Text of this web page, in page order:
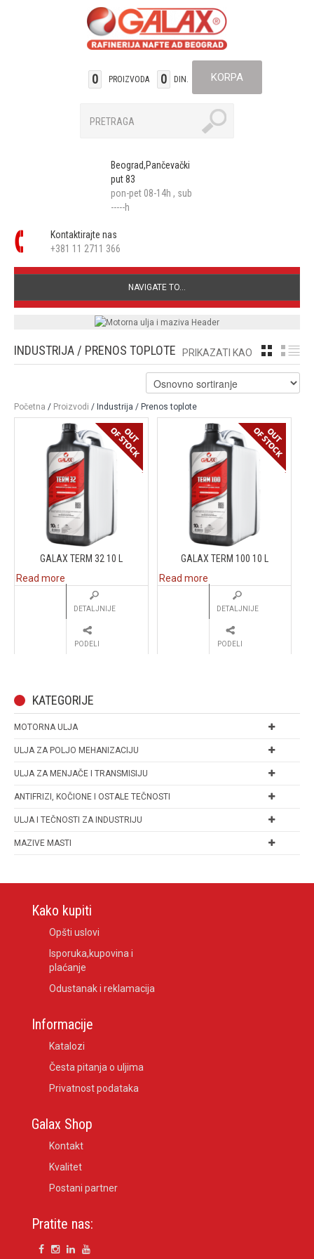
0 PROIZVODA 0 DIN. KORPA
Beograd,Pančevački
put 83
pon-pet 08-14h , sub
-----h
Kontaktirajte nas
+381 11 2711 366
NAVIGATE TO...
INDUSTRIJA / PRENOS TOPLOTE PRIKAZATI KAO GRID
Početna / Proizvodi / Industrija / Prenos toplote
GALAX TERM 32 10 L
Read more
DETALJNIJE
PODELI
GALAX TERM 100 10 L
Read more
DETALJNIJE
PODELI
KATEGORIJE
MOTORNA ULJA
ULJA ZA POLJO MEHANIZACIJU
ULJA ZA MENJAČE I TRANSMISIJU
ANTIFRIZI, KOČIONE I OSTALE TEČNOSTI
ULJA I TEČNOSTI ZA INDUSTRIJU
MAZIVE MASTI
Kako kupiti
Opšti uslovi
Isporuka,kupovina i
plaćanje
Odustanak i reklamacija
Informacije
Katalozi
Česta pitanja o uljima
Privatnost podataka
Galax Shop
Kontakt
Kvalitet
Postani partner
Pratite nas: